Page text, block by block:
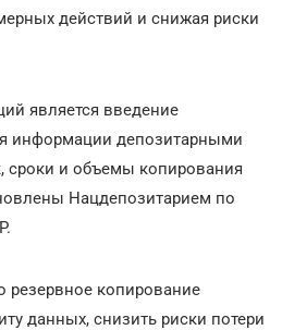
действий и снижая риски
является введение
информации депозитарными
сроки и объемы копирования
Нацдепозитарием по
копирование
данных, снизить риски потери